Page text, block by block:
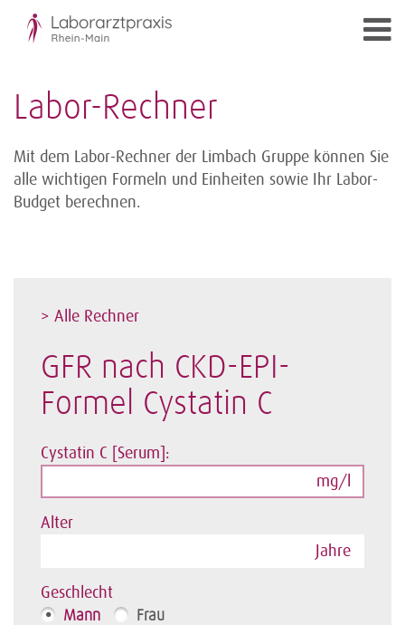
Labor-Rechner
Mit dem Labor-Rechner der Limbach Gruppe können Sie
alle wichtigen Formeln und Einheiten sowie Ihr Labor-
Budget berechnen.
> Alle Rechner
GFR nach CKD-EPI-
Formel Cystatin C
Cystatin C [Serum]:
mg/l
Alter
Jahre
Geschlecht
Mann Frau